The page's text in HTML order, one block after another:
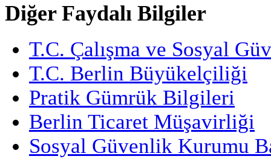
Diğer Faydalı Bilgiler
T.C. Çalışma ve Sosyal
T.C. Berlin Büyükelçiliği
Pratik Gümrük Bilgileri
Berlin Ticaret Müşavirliği
Sosyal Güvenlik Kurumu